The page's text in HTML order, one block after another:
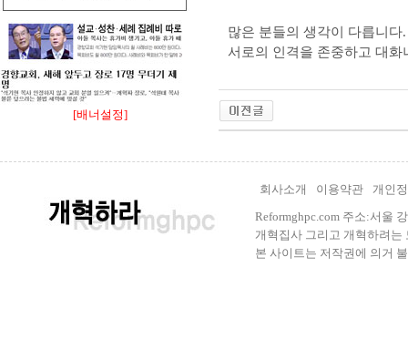
[배너설정]
많은 분들의 생각이 다릅니
서로의 인격을 존중하고 대
회사소개 이용약관
개인
Reformghpc.com 주소:서울
개혁집사 그리고 개혁하려는
본 사이트는 저작권에 의거